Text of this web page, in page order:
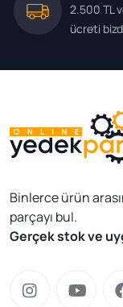
2.500 TL
ücreti
Binlerce ürün
parçayı bul.
Gerçek stok ve